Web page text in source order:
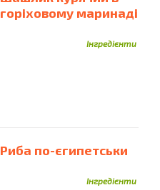
горіховому маринаді
Інгредієнти
Риба по-єгипетськи
Інгредієнти